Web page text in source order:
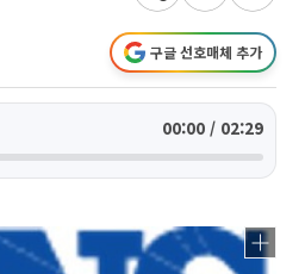
구글 선호매체 추가
00:00 / 02:29